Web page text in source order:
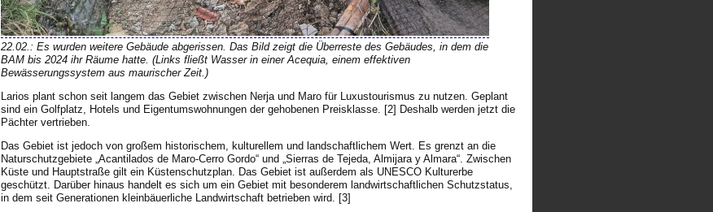
22.02.: Es wurden weitere Gebäude abgerissen. Das Bild zeigt die Überreste des Gebäudes, in dem die
BAM bis 2024 ihr Räume hatte. (Links fließt Wasser in einerAcequia, einem effektiven
Bewässerungssystem aus maurischer Zeit.)
Larios plant schon seit langem das Gebiet zwischen Nerja und Maro für Luxustourismus zu nutzen. Geplant
sind ein Golfplatz, Hotels und Eigentumswohnungen der gehobenen Preisklasse. [2] Deshalb werden jetzt die
Pächter vertrieben.
Das Gebiet ist jedoch von großem historischem, kulturellem und landschaftlichem Wert. Es grenzt an die
Naturschutzgebiete „Acantilados de Maro-Cerro Gordo“ und „Sierras de Tejeda, Almijara y Almara“. Zwischen
Küste und Hauptstraße gilt ein Küstenschutzplan. Das Gebiet ist außerdem als UNESCO Kulturerbe
geschützt. Darüber hinaus handelt es sich um ein Gebiet mit besonderem landwirtschaftlichen Schutzstatus,
in dem seit Generationen kleinbäuerliche Landwirtschaft betrieben wird. [3]